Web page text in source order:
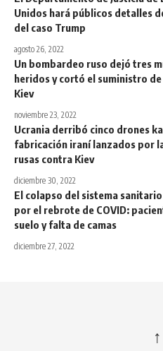
Unidos hará públicos detalles
del caso Trump
agosto 26, 2022
Un bombardeo ruso dejó tres
heridos y cortó el suministro de
Kiev
noviembre 23, 2022
Ucrania derribó cinco drones
fabricación iraní lanzados por
rusas contra Kiev
diciembre 30, 2022
El colapso del sistema sanitario
por el rebrote de COVID:
suelo y falta de camas
diciembre 27, 2022
↑